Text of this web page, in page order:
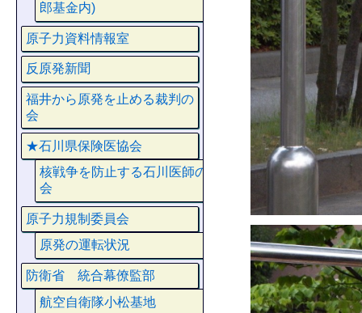
郎基金内)
原子力資料情報室
反原発新聞
福井から原発を止める裁判の
会
★石川県保険医協会
核戦争を防止する石川医師の
会
原子力規制委員会
原発の運転状況
防衛省 統合幕僚監部
航空自衛隊小松基地